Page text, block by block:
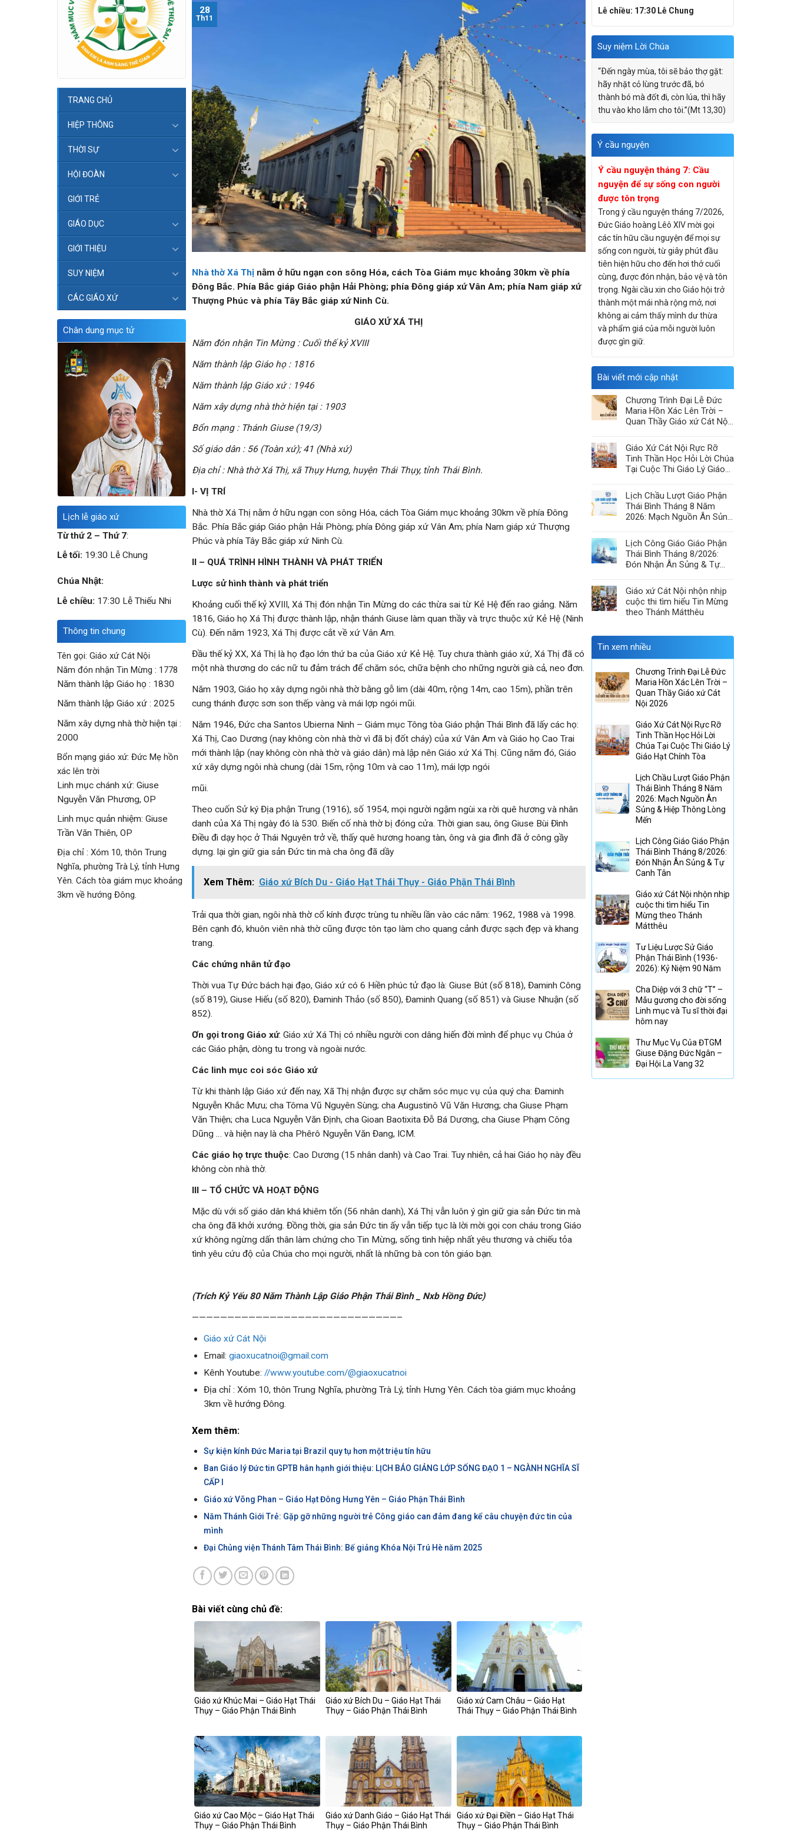
TRANG CHỦ
HIỆP THÔNG
THỜI SỰ
HỘI ĐOÀN
GIỚI TRẺ
GIÁO DỤC
GIỚI THIỆU
SUY NIỆM
CÁC GIÁO XỨ
Chân dung mục tử
Lịch lễ giáo xứ
Từ thứ 2 – Thứ 7:
Lễ tối: 19:30 Lễ Chung
Chúa Nhật:
Lễ chiều: 17:30 Lễ Thiếu Nhi
Thông tin chung
Tên gọi: Giáo xứ Cát Nội
Năm đón nhận Tin Mừng : 1778
Năm thành lập Giáo họ : 1830
Năm thành lập Giáo xứ : 2025
Năm xây dựng nhà thờ hiện tại :
2000
Bổn mạng giáo xứ: Đức Mẹ hồn
xác lên trời
Linh mục chánh xứ: Giuse
Nguyễn Văn Phương, OP
Linh mục quản nhiệm: Giuse
Trần Văn Thiên, OP
Địa chỉ : Xóm 10, thôn Trung
Nghĩa, phường Trà Lý, tỉnh Hưng
Yên. Cách tòa giám mục khoảng
3km về hướng Đông.
28
Th11
Nhà thờ Xá Thị nằm ở hữu ngạn con sông Hóa, cách Tòa Giám mục khoảng 30km về phía
Đông Bắc. Phía Bắc giáp Giáo phận Hải Phòng; phía Đông giáp xứ Vân Am; phía Nam giáp xứ
Thượng Phúc và phía Tây Bắc giáp xứ Ninh Cù.
GIÁO XỨ XÁ THỊ
Năm đón nhận Tin Mừng : Cuối thế kỷ XVIII
Năm thành lập Giáo họ : 1816
Năm thành lập Giáo xứ : 1946
Năm xây dựng nhà thờ hiện tại : 1903
Bổn mạng : Thánh Giuse (19/3)
Số giáo dân : 56 (Toàn xứ); 41 (Nhà xứ)
Địa chỉ : Nhà thờ Xá Thị, xã Thụy Hưng, huyện Thái Thụy, tỉnh Thái Bình.
I- VỊ TRÍ
Nhà thờ Xá Thị nằm ở hữu ngạn con sông Hóa, cách Tòa Giám mục khoảng 30km về phía Đông
Bắc. Phía Bắc giáp Giáo phận Hải Phòng; phía Đông giáp xứ Vân Am; phía Nam giáp xứ Thượng
Phúc và phía Tây Bắc giáp xứ Ninh Cù.
II – QUÁ TRÌNH HÌNH THÀNH VÀ PHÁT TRIỂN
Lược sử hình thành và phát triển
Khoảng cuối thế kỷ XVIII, Xá Thị đón nhận Tin Mừng do các thừa sai từ Kẻ Hệ đến rao giảng. Năm
1816, Giáo họ Xá Thị được thành lập, nhận thánh Giuse làm quan thầy và trực thuộc xứ Kẻ Hệ (Ninh
Cù). Đến năm 1923, Xá Thị được cắt về xứ Vân Am.
Đầu thế kỷ XX, Xá Thị là họ đạo lớn thứ ba của Giáo xứ Kẻ Hệ. Tuy chưa thành giáo xứ, Xá Thị đã có
một nhà thương do các nữ tu đảm trách để chăm sóc, chữa bệnh cho những người già cả, neo đơn.
Năm 1903, Giáo họ xây dựng ngôi nhà thờ bằng gỗ lim (dài 40m, rộng 14m, cao 15m), phần trên
cung thánh được sơn son thếp vàng và mái lợp ngói mũi.
Năm 1946, Đức cha Santos Ubierna Ninh – Giám mục Tông tòa Giáo phận Thái Bình đã lấy các họ:
Xá Thị, Cao Dương (nay không còn nhà thờ vì đã bị đốt cháy) của xứ Vân Am và Giáo họ Cao Trai
mới thành lập (nay không còn nhà thờ và giáo dân) mà lập nên Giáo xứ Xá Thị. Cũng năm đó, Giáo
xứ xây dựng ngôi nhà chung (dài 15m, rộng 10m và cao 11m), mái lợp ngói
mũi.
Theo cuốn Sử ký Địa phận Trung (1916), số 1954, mọi người ngậm ngùi xa rời quê hương và nhân
danh của Xá Thị ngày đó là 530. Biến cố nhà thờ bị đóng cửa. Thời gian sau, ông Giuse Bùi Đình
Điều đi dạy học ở Thái Nguyên trở về, thấy quê hương hoang tàn, ông và gia đình đã ở công gầy
dựng. lại gìn giữ gia sản Đức tin mà cha ông đã dầy
Xem Thêm: Giáo xứ Bích Du - Giáo Hạt Thái Thụy - Giáo Phận Thái Bình
Trải qua thời gian, ngôi nhà thờ cổ kính được trùng tu nhiều lần vào các năm: 1962, 1988 và 1998.
Bên cạnh đó, khuôn viên nhà thờ cũng được tôn tạo làm cho quang cảnh được sạch đẹp và khang
trang.
Các chứng nhân tử đạo
Thời vua Tự Đức bách hại đạo, Giáo xứ có 6 Hiền phúc tử đạo là: Giuse Bút (số 818), Đaminh Công
(số 819), Giuse Hiếu (số 820), Đaminh Thảo (số 850), Đaminh Quang (số 851) và Giuse Nhuận (số
852).
Ơn gọi trong Giáo xứ: Giáo xứ Xá Thị có nhiều người con dâng hiến đời mình để phục vụ Chúa ở
các Giáo phận, dòng tu trong và ngoài nước.
Các linh mục coi sóc Giáo xứ
Từ khi thành lập Giáo xứ đến nay, Xã Thị nhận được sự chăm sóc mục vụ của quý cha: Đaminh
Nguyễn Khắc Mưu; cha Tôma Vũ Nguyên Sùng; cha Augustinô Vũ Văn Hương; cha Giuse Phạm
Văn Thiện; cha Luca Nguyễn Văn Định, cha Gioan Baotixita Đỗ Bá Dương, cha Giuse Phạm Công
Dũng … và hiện nay là cha Phêrô Nguyễn Văn Đang, ICM.
Các giáo họ trực thuộc: Cao Dương (15 nhân danh) và Cao Trai. Tuy nhiên, cả hai Giáo họ này đều
không còn nhà thờ.
III – TỔ CHỨC VÀ HOẠT ĐỘNG
Mặc dù với số giáo dân khá khiêm tốn (56 nhân danh), Xá Thị vẫn luôn ý gìn giữ gia sản Đức tin mà
cha ông đã khởi xướng. Đồng thời, gia sản Đức tin ấy vẫn tiếp tục là lời mời gọi con cháu trong Giáo
xứ không ngừng dấn thân làm chứng cho Tin Mừng, sống tình hiệp nhất yêu thương và chiếu tỏa
tình yêu cứu độ của Chúa cho mọi người, nhất là những bà con tôn giáo bạn.
(Trích Kỷ Yếu 80 Năm Thành Lập Giáo Phận Thái Bình _ Nxb Hồng Đức)
—————————————————————————————–
Giáo xứ Cát Nội
Email:giaoxucatnoi@gmail.com
Kênh Youtube://www.youtube.com/@giaoxucatnoi
Địa chỉ : Xóm 10, thôn Trung Nghĩa, phường Trà Lý, tỉnh Hưng Yên. Cách tòa giám mục khoảng
3km về hướng Đông.
Xem thêm:
Sự kiện kính Đức Maria tại Brazil quy tụ hơn một triệu tín hữu
Ban Giáo lý Đức tin GPTB hân hạnh giới thiệu: LỊCH BÁO GIẢNG LỚP SỐNG ĐẠO 1 – NGÀNH NGHĨA SĨ
CẤP I
Giáo xứ Võng Phan – Giáo Hạt Đông Hưng Yên – Giáo Phận Thái Bình
Năm Thánh Giới Trẻ: Gặp gỡ những người trẻ Công giáo can đảm đang kể câu chuyện đức tin của
mình
Đại Chủng viện Thánh Tâm Thái Bình: Bế giảng Khóa Nội Trú Hè năm 2025
Bài viết cùng chủ đề:
Giáo xứ Khúc Mai – Giáo Hạt Thái
Thụy – Giáo Phận Thái Bình
Giáo xứ Bích Du – Giáo Hạt Thái
Thụy – Giáo Phận Thái Bình
Giáo xứ Cam Châu – Giáo Hạt
Thái Thụy – Giáo Phận Thái Bình
Giáo xứ Cao Mộc – Giáo Hạt Thái
Thụy – Giáo Phận Thái Bình
Giáo xứ Danh Giáo – Giáo Hạt Thái
Thụy – Giáo Phận Thái Bình
Giáo xứ Đại Điền – Giáo Hạt Thái
Thụy – Giáo Phận Thái Bình
Lễ chiều: 17:30 Lễ Chung
Suy niệm Lời Chúa
“Ðến ngày mùa, tôi sẽ bảo thợ gặt:
hãy nhặt cỏ lùng trước đã, bó
thành bó mà đốt đi, còn lúa, thì hãy
thu vào kho lẫm cho tôi.”(Mt 13,30)
Ý cầu nguyện
Ý cầu nguyện tháng 7: Cầu
nguyện để sự sống con người
được tôn trọng
Trong ý cầu nguyện tháng 7/2026,
Đức Giáo hoàng Lêô XIV mời gọi
các tín hữu cầu nguyện để mọi sự
sống con người, từ giây phút đầu
tiên hiện hữu cho đến hơi thở cuối
cùng, được đón nhận, bảo vệ và tôn
trọng. Ngài cầu xin cho Giáo hội trở
thành một mái nhà rộng mở, nơi
không ai cảm thấy mình dư thừa
và phẩm giá của mỗi người luôn
được gìn giữ.
Bài viết mới cập nhật
Chương Trình Đại Lễ Đức
Maria Hồn Xác Lên Trời –
Quan Thầy Giáo xứ Cát Nội
Giáo Xứ Cát Nội Rực Rỡ
Tinh Thần Học Hỏi Lời Chúa
Tại Cuộc Thi Giáo Lý Giáo
Lịch Chầu Lượt Giáo Phận
Thái Bình Tháng 8 Năm
2026: Mạch Nguồn Ân Sủng
Lịch Công Giáo Giáo Phận
Thái Bình Tháng 8/2026:
Đón Nhận Ân Sủng & Tự
Giáo xứ Cát Nội nhộn nhịp
cuộc thi tìm hiểu Tin Mừng
theo Thánh Mátthêu
Tin xem nhiều
Chương Trình Đại Lễ Đức
Maria Hồn Xác Lên Trời –
Quan Thầy Giáo xứ Cát
Nội 2026
Giáo Xứ Cát Nội Rực Rỡ
Tinh Thần Học Hỏi Lời
Chúa Tại Cuộc Thi Giáo Lý
Giáo Hạt Chính Tòa
Lịch Chầu Lượt Giáo Phận
Thái Bình Tháng 8 Năm
2026: Mạch Nguồn Ân
Sủng & Hiệp Thông Lòng
Mến
Lịch Công Giáo Giáo Phận
Thái Bình Tháng 8/2026:
Đón Nhận Ân Sủng & Tự
Canh Tân
Giáo xứ Cát Nội nhộn nhịp
cuộc thi tìm hiểu Tin
Mừng theo Thánh
Mátthêu
Tư Liệu Lược Sử Giáo
Phận Thái Bình (1936-
2026): Kỷ Niệm 90 Năm
Cha Diệp với 3 chữ “T” –
Mẫu gương cho đời sống
Linh mục và Tu sĩ thời đại
hôm nay
Thư Mục Vụ Của ĐTGM
Giuse Đặng Đức Ngân –
Đại Hội La Vang 32